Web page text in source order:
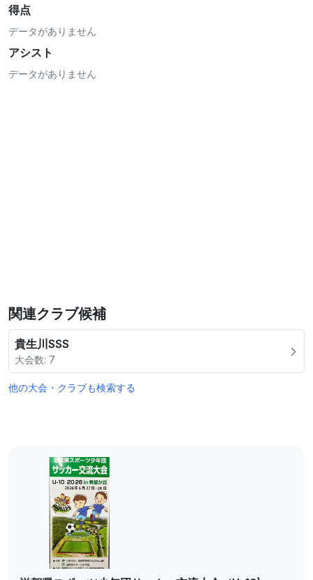
得点
データがありません
アシスト
データがありません
関連クラブ候補
貴生川SSS
大会数: 7
他の大会・クラブも検索する